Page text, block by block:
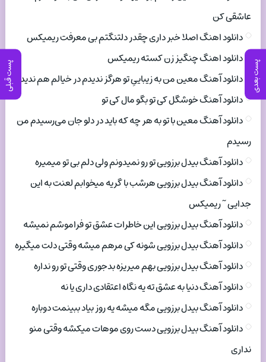
پست بعدی پست قبلی
عاشقی کن
دانلود اهنگ اصلا خبر داری چقدر دلتنگتم بی معرفت ریمیکس
دانلود اهنگ چنگیز زن کسته ریمیکس
دانلود آهنگ معین من به زیباییِ تو هرگز ندیدم در خیالم هم ندیدم
دانلود آهنگ خوشگل کی تو بگو مال کی تو
دانلود آهنگ معین با تو به هر چه که باید در دلو جان می‌رسیدم من
رسیدم
دانلود آهنگ بیدل برزویی تو رو نمیدونم ولی دلم بی تو میمیره
دانلود آهنگ بیدل برزویی هرشب با گریه میخوابم لعنت به این
جدایی ~ ریمیکس
دانلود آهنگ بیدل برزویی این خاطرات عشق تو فراموشم نمیشه
دانلود آهنگ بیدل برزویی شونه کی مرهم میشه وقتی دلت میگیره
دانلود آهنگ بیدل برزویی بهم میریزه بدجوری وقتی تو رو نداره
دانلود آهنگ دنیا به عشق ته یه نگاه اعتقادی داری یا نه
دانلود آهنگ بیدل برزویی مگه میشه یه روز بیاد ببینمت دوباره
دانلود آهنگ بیدل برزویی دست روی موهات میکشه وقتی منو
نداری